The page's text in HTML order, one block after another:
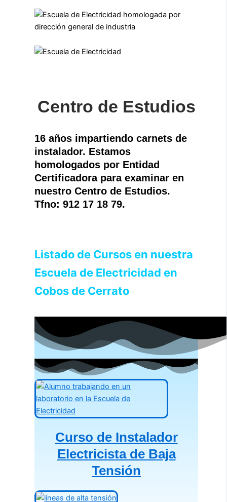
Centro de Estudios
16 años impartiendo carnets de
instalador. Estamos
homologados por Entidad
Certificadora para examinar en
nuestro Centro de Estudios.
Tfno: 912 17 18 79.
Listado de Cursos en nuestra
Escuela de Electricidad en
Cobos de Cerrato
Curso de Instalador
Electricista de Baja
Tensión